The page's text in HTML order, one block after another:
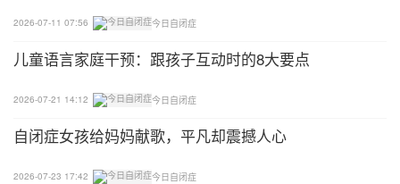
励和鼓励，让他们尝试着去表达自己的一些想法。
注意力差的孩子错失了很多重要的学习机会。那么如
01
培养孩子关注环境的习惯
2026-07-11 07:56 今日自闭症
儿童语言家庭干预：跟孩子互动时的8大要点
2026-07-21 14:12 今日自闭症
自闭症女孩给妈妈献歌，平凡却震撼人心
2026-07-23 17:42 今日自闭症